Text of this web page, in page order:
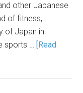
other Japanese
of fitness,
of Japan in
sports … [Read